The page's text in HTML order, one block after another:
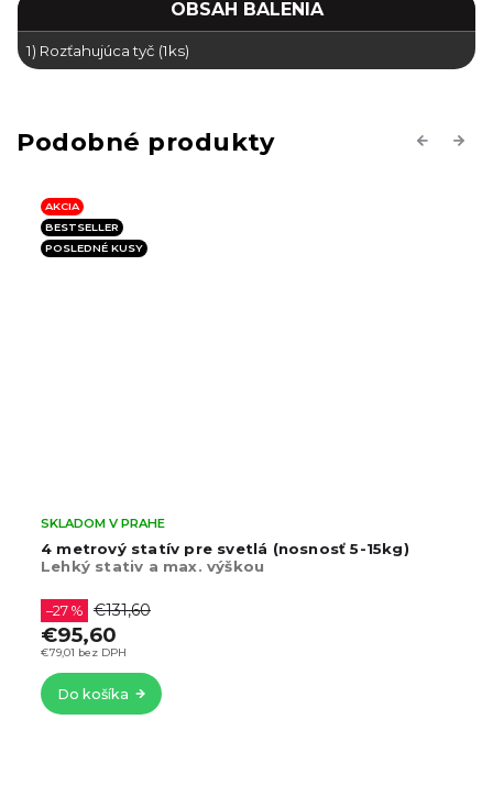
OBSAH BALENIA
1) Rozťahujúca tyč (1ks)
Previous
AKCIA
BESTSELLER
POSLEDNÉ KUSY
4 metrový statív pre svetlá (nosnosť 5-15kg)
Lehký stativ a max. výškou
SKLADOM V PRAHE
€79,01 bez DPH
–27 % €131,60
€95,60
Do košíka
Next